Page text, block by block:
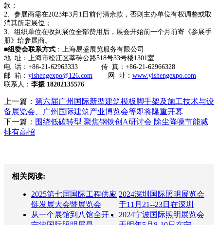
款；
2、参展商需在2023年3月1日前付清余款，否则主办单位有权调整或取
消其所定展位；
3、组织单位在收到展位全部费用后，展会开始前一个月前寄《参展手
册》给参展商。
■组委会联系方式 ：上海易盛展览服务有限公司
地 址：上海市松江区莘砖公路518号33号楼1301室
电 话：+86-21-62963333 传 真：+86-21-62966328
邮 箱： yishengexpo@126.com 网 址： www.yishengexpo.com
联系人： 李振 18202135576
上一篇： 第六届广州国际新型建筑模板脚手架及施工技术与设
备展览会、广州国际建筑产业博览会等即将隆重开幕
下一篇： 围绕低碳转型 聚焦钢铁创A研讨会 除尘降噪节能减
排有高招
相关阅读:
2025第七届国际工程供应
链发展大会暨展览会
2024深圳国际照明展览会
于11月21--23日在深圳
从一个展馆到八馆全开，
2024宁波国际照明展览会